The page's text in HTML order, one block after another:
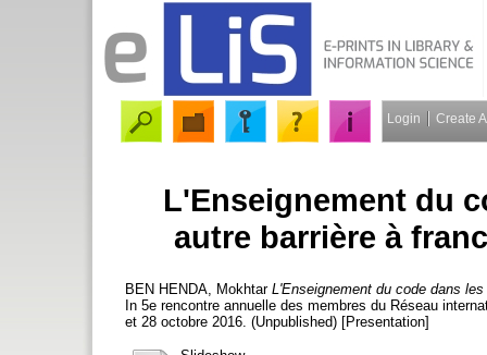
Login Create
L'Enseignement du
autre barrière à
BEN HENDA, Mokhtar L'Enseignement du code dans
In 5e rencontre annuelle des membres du Réseau
et 28 octobre 2016. (Unpublished) [Presentation]